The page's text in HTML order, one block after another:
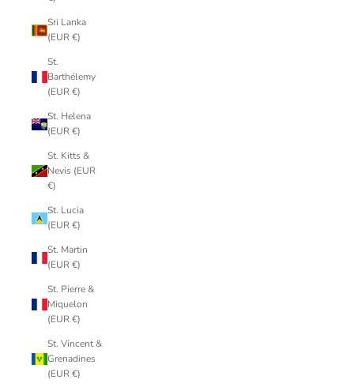
Sri Lanka
(EUR €)
St.
Barthélemy
(EUR €)
St. Helena
(EUR €)
St. Kitts &
Nevis (EUR
€)
St. Lucia
(EUR €)
St. Martin
(EUR €)
St. Pierre &
Miquelon
(EUR €)
St. Vincent &
Grenadines
(EUR €)